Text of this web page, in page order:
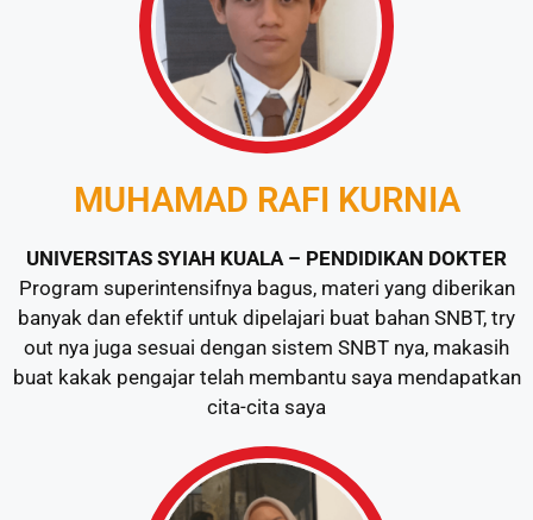
MUHAMAD RAFI KURNIA
UNIVERSITAS SYIAH KUALA – PENDIDIKAN DOKTER
Program superintensifnya bagus, materi yang diberikan
banyak dan efektif untuk dipelajari buat bahan SNBT, try
out nya juga sesuai dengan sistem SNBT nya, makasih
buat kakak pengajar telah membantu saya mendapatkan
cita-cita saya